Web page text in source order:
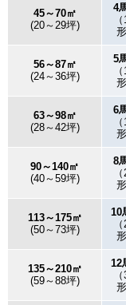
45～70㎡
(20～29坪)
4
形
56～87㎡
(24～36坪)
5
形
63～98㎡
(28～42坪)
6
形
90～140㎡
(40～59坪)
8
形
113～175㎡
(50～73坪)
10
形
135～210㎡
(59～88坪)
12
形